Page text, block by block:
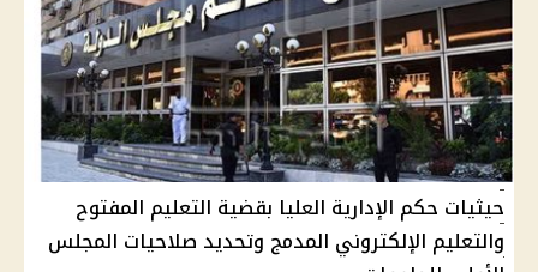
حيثيات حكم الإدارية العليا بقضية التعليم المفتوح
والتعليم الإلكتروني المدمج وتحديد صلاحيات المجلس